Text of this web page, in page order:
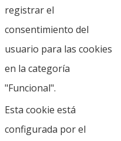
registrar el
consentimiento del
usuario para las cookies
en la categoría
"Funcional".
Esta cookie está
configurada por el